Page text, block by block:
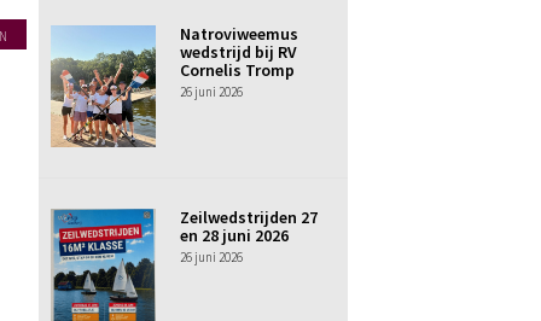
Natroviweemus
wedstrijd bij RV
Cornelis Tromp
26 juni 2026
Zeilwedstrijden 27
en 28 juni 2026
26 juni 2026